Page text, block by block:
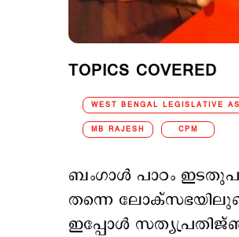
TOPICS COVERED
WEST BENGAL LEGISLATIVE
MB RAJESH CPM
ബംഗാൾ പാഠം
തന്നെ
ഇപ്പോള്‍